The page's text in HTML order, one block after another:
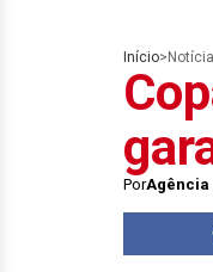
Início>
PorAgência